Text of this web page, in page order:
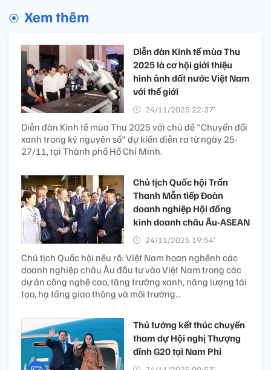
Xem thêm
Diễn đàn Kinh tế mùa Thu
2025 là cơ hội giới thiệu
hình ảnh đất nước Việt Nam
với thế giới
24/11/2025 22:37’
Diễn đàn Kinh tế mùa Thu 2025 với chủ đề "Chuyển đổi
xanh trong kỷ nguyên số" dự kiến diễn ra từ ngày 25-
27/11, tại Thành phố Hồ Chí Minh.
Chủ tịch Quốc hội Trần
Thanh Mẫn tiếp Đoàn
doanh nghiệp Hội đồng
kinh doanh châu Âu-ASEAN
24/11/2025 19:54’
Chủ tịch Quốc hội nêu rõ: Việt Nam hoan nghênh các
doanh nghiệp châu Âu đầu tư vào Việt Nam trong các
dự án công nghệ cao, tăng trưởng xanh, năng lượng tái
tạo, hạ tầng giao thông và môi trường...
Thủ tướng kết thúc chuyến
tham dự Hội nghị Thượng
đỉnh G20 tại Nam Phi